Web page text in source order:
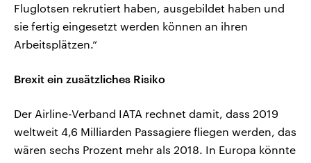
Fluglotsen rekrutiert haben, ausgebildet haben und
sie fertig eingesetzt werden können an ihren
Arbeitsplätzen.“
Brexit ein zusätzliches Risiko
Der Airline-Verband IATA rechnet damit, dass 2019
weltweit 4,6 Milliarden Passagiere fliegen werden, das
wären sechs Prozent mehr als 2018. In Europa könnte